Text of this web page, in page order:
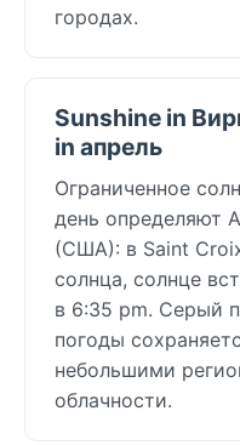
городах.
Sunshine in
in апрель
Ограниченное
день определяют
(США): в Saint
солнца, солнце
в 6:35 pm. Серый
погоды
небольшими
облачности.